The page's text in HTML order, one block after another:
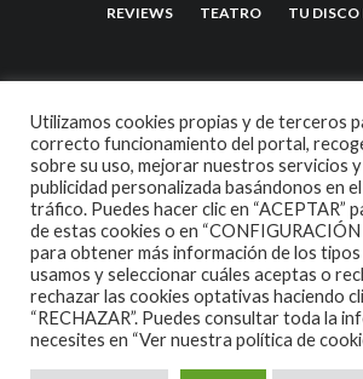
REVIEWS TEATRO TU DISCO
2007 COPYRIGHT -CODETIPI
Utilizamos cookies propias y de terceros
correcto funcionamiento del portal,
sobre su uso, mejorar nuestros servicios
publicidad personalizada basándonos en
tráfico. Puedes hacer clic en “ACEPTAR”
de estas cookies o en “CONFIGURACIÓN
para obtener más información de los
usamos y seleccionar cuáles aceptas o
rechazar las cookies optativas haciendo
“RECHAZAR”. Puedes consultar toda la
necesites en “Ver nuestra política de